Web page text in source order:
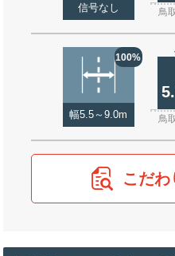
信号なし 鳥
100%
幅5.5～9.0m 鳥
こだ